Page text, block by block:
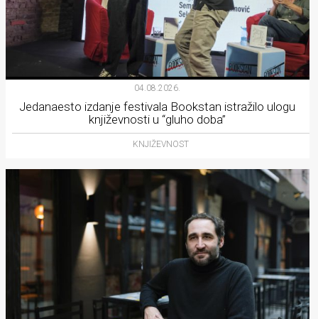
04.08.2026.
Jedanaesto izdanje festivala Bookstan istražilo ulogu
književnosti u “gluho doba”
KNJIŽEVNOST